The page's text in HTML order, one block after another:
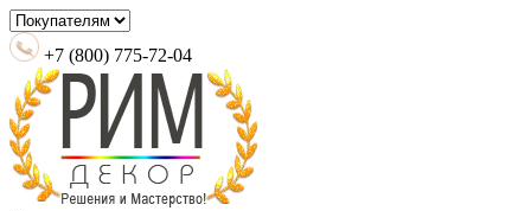
+7 (800) 775-72-04